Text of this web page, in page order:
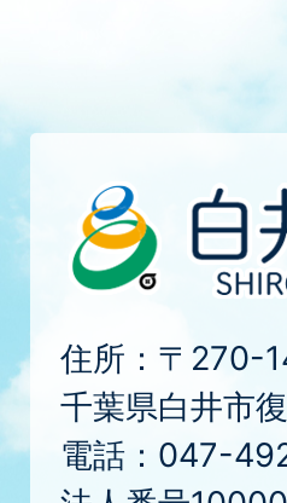
住所：〒270-
千葉県白井市
電話：047-